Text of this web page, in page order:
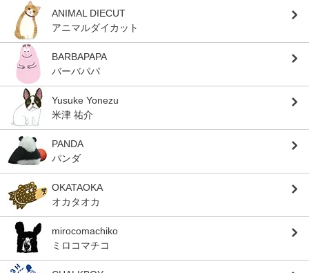
ANIMAL DIECUT
アニマルダイカット
BARBAPAPA
バーバパパ
Yusuke Yonezu
米津 祐介
PANDA
パンダ
OKATAOKA
オカタオカ
mirocomachiko
ミロコマチコ